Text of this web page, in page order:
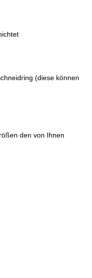
(diese können
den von Ihnen